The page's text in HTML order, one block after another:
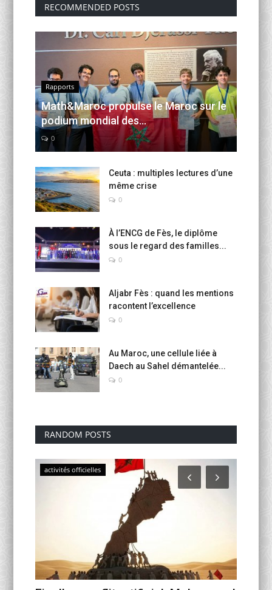
RECOMMENDED POSTS
Rapports
Math&Maroc propulse le Maroc sur le
podium mondial des...
0
Ceuta : multiples lectures d’une
même crise
0
À l’ENCG de Fès, le diplôme
sous le regard des familles...
0
Aljabr Fès : quand les mentions
racontent l’excellence
0
Au Maroc, une cellule liée à
Daech au Sahel démantelée...
0
RANDOM POSTS
activités officielles